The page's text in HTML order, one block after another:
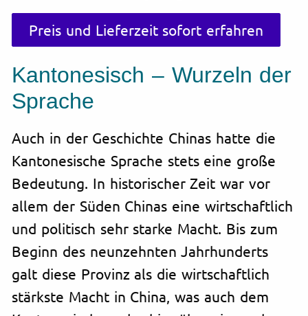
Preis und Lieferzeit sofort erfahren
Kantonesisch – Wurzeln der
Sprache
Auch in der Geschichte Chinas hatte die
Kantonesische Sprache stets eine große
Bedeutung. In historischer Zeit war vor
allem der Süden Chinas eine wirtschaftlich
und politisch sehr starke Macht. Bis zum
Beginn des neunzehnten Jahrhunderts
galt diese Provinz als die wirtschaftlich
stärkste Macht in China, was auch dem